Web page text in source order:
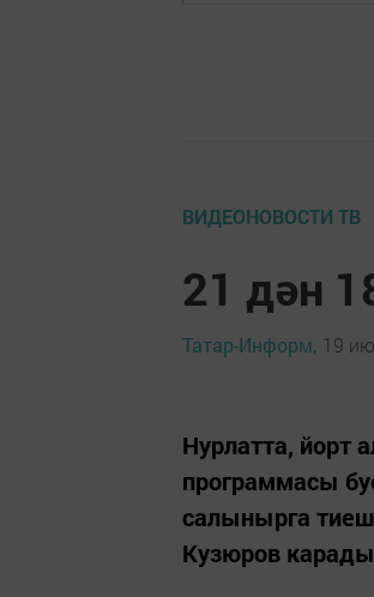
ВИДЕОНОВОСТИ ТВ
21 дән
Татар-Информ, 19
Нурлатта, йорт
программасы
салынырга
Кузюров